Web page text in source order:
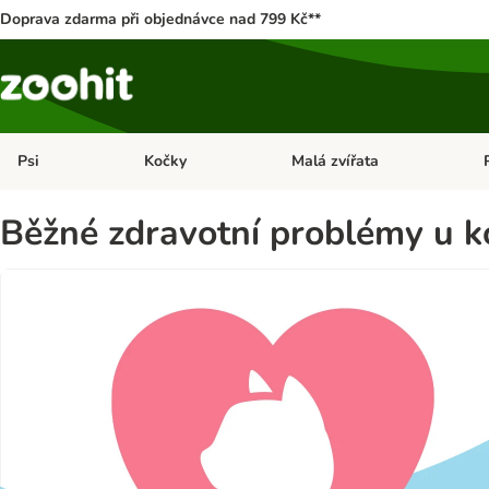
Doprava zdarma při objednávce nad 799 Kč**
Psi Otevřít menu: Psi
Kočky Otevřít menu: Kočky
Malá zvířata
Běžné zdravotní problémy u